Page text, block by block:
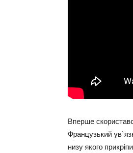
Вперше
Французький
низу якого